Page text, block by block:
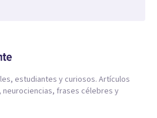
estudiantes y curiosos. Artículos
frases célebres y